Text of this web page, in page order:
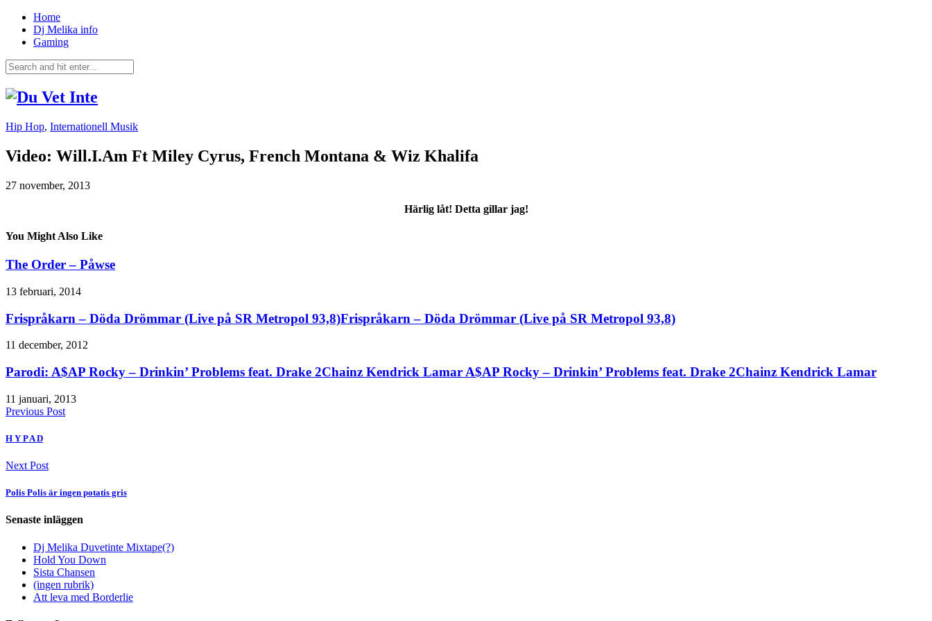
Home
Dj Melika info
Gaming
Hip Hop, Internationell Musik
Video: Will.I.Am Ft Miley Cyrus, French Montana & Wiz Khalifa
27 november, 2013
Härlig låt! Detta gillar jag!
You Might Also Like
The Order – Påwse
13 februari, 2014
Frispråkarn – Döda Drömmar (Live på SR Metropol 93,8)Frispråkarn – Döda Drömmar (Live på SR Metropol 93,8)
11 december, 2012
Parodi: A$AP Rocky – Drinkin’ Problems feat. Drake 2Chainz Kendrick Lamar A$AP Rocky – Drinkin’ Problems feat. Drake 2Chainz Kendrick Lamar
11 januari, 2013
Previous Post
H Y P A D
Next Post
Polis Polis är ingen potatis gris
Senaste inläggen
Dj Melika Duvetinte Mixtape(?)
Hold You Down
Sista Chansen
(ingen rubrik)
Att leva med Borderlie